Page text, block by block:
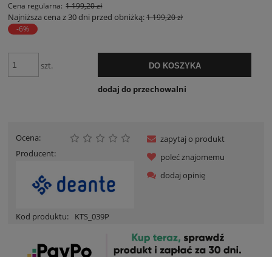
Cena regularna: 1 199,20 zł
Najniższa cena z 30 dni przed obniżką:1 199,20 zł
-6%
szt. DO KOSZYKA
dodaj do przechowalni
Ocena:
Producent:
Kod produktu: KTS_039P
zapytaj o produkt
poleć znajomemu
dodaj opinię